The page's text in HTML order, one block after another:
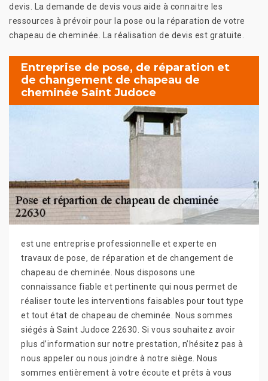
devis. La demande de devis vous aide à connaitre les
ressources à prévoir pour la pose ou la réparation de votre
chapeau de cheminée. La réalisation de devis est gratuite.
Entreprise de pose, de réparation et
de changement de chapeau de
cheminée Saint Judoce
est une entreprise professionnelle et experte en
travaux de pose, de réparation et de changement de
chapeau de cheminée. Nous disposons une
connaissance fiable et pertinente qui nous permet de
réaliser toute les interventions faisables pour tout type
et tout état de chapeau de cheminée. Nous sommes
siégés à Saint Judoce 22630. Si vous souhaitez avoir
plus d’information sur notre prestation, n’hésitez pas à
nous appeler ou nous joindre à notre siège. Nous
sommes entièrement à votre écoute et prêts à vous